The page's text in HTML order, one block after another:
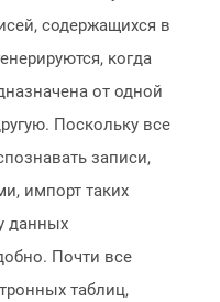
содержащихся в
когда
от одной
Поскольку все
записи,
импорт таких
данных
Почти все
таблиц,